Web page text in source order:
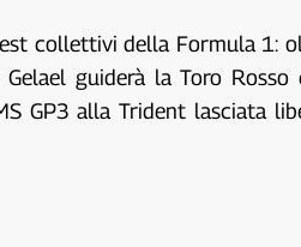
collettivi della Formula 1:
guiderà la Toro
GP3 alla Trident lasciata